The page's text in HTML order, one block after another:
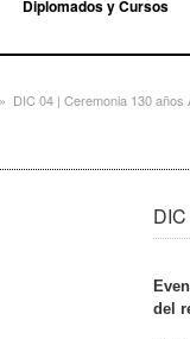
Diplomados y Cursos
DIC 04 | Ceremonia 130 años
del